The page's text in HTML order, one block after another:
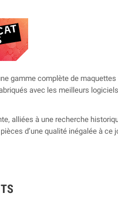
gamme complète de maquettes
avec les meilleurs
alliées à une recherche
d’une qualité inégalée à ce